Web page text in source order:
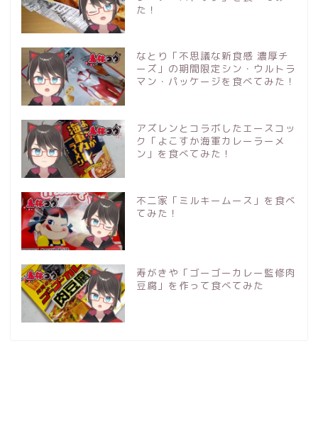
た！
なとり「不思議な新食感 濃厚チ
ーズ」の期間限定シン・ウルトラ
マン・パッケージを食べてみた！
アズレンとコラボしたエースコッ
ク「よこすか海軍カレーラーメ
ン」を食べてみた！
不二家「ミルキームース」を食べ
てみた！
寿がきや「ゴーゴーカレー監修肉
豆腐」を作って食べてみた